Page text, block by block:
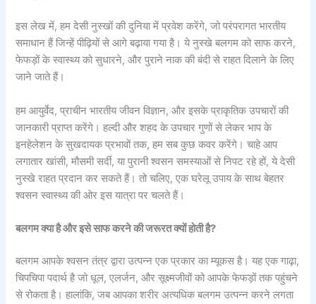
इस लेख में, हम देसी नुस्खों की दुनिया में प्रवेश करेंगे, जो परंपरागत भारतीय
समाधान हैं जिन्हें पीढ़ियों से आगे बढ़ाया गया है। ये नुस्खे बलगम को साफ करने,
फेफड़ों के स्वास्थ्य को सुधारने, और पुराने नाक की बंदी से राहत दिलाने के लिए
जाने जाते हैं।
हम आयुर्वेद, प्राचीन भारतीय जीवन विज्ञान, और इसके प्राकृतिक उपचारों की
जानकारी प्राप्त करेंगे। हल्दी और शहद के उपचार गुणों से लेकर भाप के
इनहेलेशन के सुखदायक प्रभावों तक, हम सब कुछ कवर करेंगे। चाहे आप
लगातार खांसी, मौसमी सर्दी, या पुरानी श्वसन समस्याओं से निपट रहे हों, ये देसी
नुस्खे राहत प्रदान कर सकते हैं। तो चलिए, एक घरेलू उपाय के साथ बेहतर
श्वसन स्वास्थ्य की ओर इस यात्रा पर चलते हैं।
बलगम क्या है और इसे साफ करने की जरूरत क्यों होती है?
बलगम आपके श्वसन तंत्र द्वारा उत्पन्न एक प्रकार का म्यूकस है। यह एक गाढ़ा,
चिपचिपा पदार्थ है जो धूल, एलर्जन, और सूक्ष्मजीवों को आपके फेफड़ों तक पहुंचने
से रोकता है। हालांकि, जब आपका शरीर अत्यधिक बलगम उत्पन्न करने लगता